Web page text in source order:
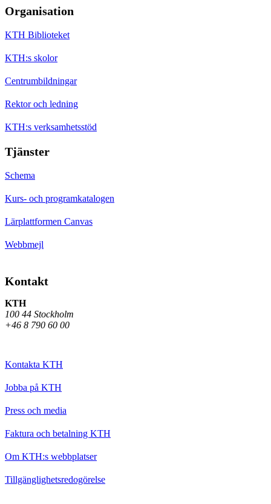
Organisation
KTH Biblioteket
KTH:s skolor
Centrumbildningar
Rektor och ledning
KTH:s verksamhetsstöd
Tjänster
Schema
Kurs- och programkatalogen
Lärplattformen Canvas
Webbmejl
Kontakt
KTH
100 44 Stockholm
+46 8 790 60 00
Kontakta KTH
Jobba på KTH
Press och media
Faktura och betalning KTH
Om KTH:s webbplatser
Tillgänglighetsredogörelse